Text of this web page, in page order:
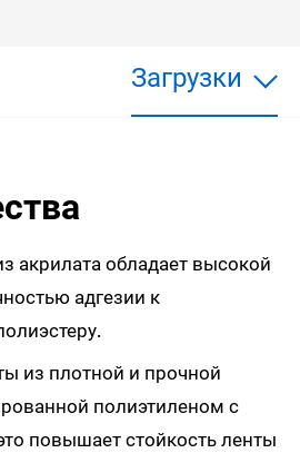
Загрузки
акрилата обладает высокой
адгезии к
из плотной и прочной
полиэтиленом с
повышает стойкость ленты